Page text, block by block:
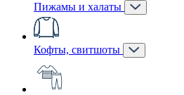
Пижамы и халаты
Кофты, свитшоты